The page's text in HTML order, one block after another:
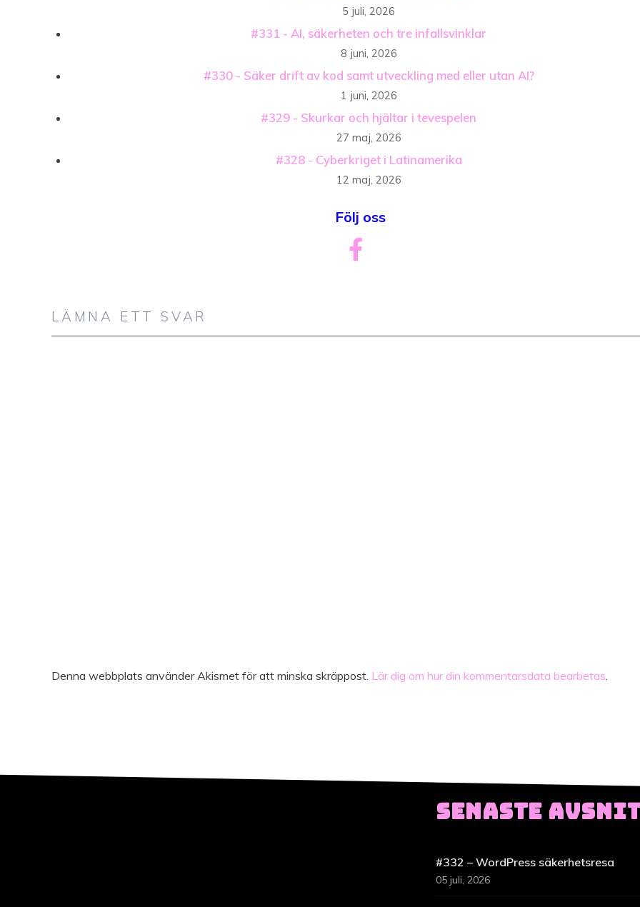
5 juli, 2026
#331 - AI, säkerheten och tre infallsvinklar
8 juni, 2026
#330 - Säker drift av kod samt utveckling med eller utan AI?
1 juni, 2026
#329 - Skurkar och hjältar i tevespelen
27 maj, 2026
#328 - Cyberkriget i Latinamerika
12 maj, 2026
Följ oss
LÄMNA ETT SVAR
Denna webbplats använder Akismet för att minska skräppost. Lär dig om hur din kommentarsdata bearbetas.
SENASTE
#332 – WordPress säkerhetsresa
05 juli, 2026